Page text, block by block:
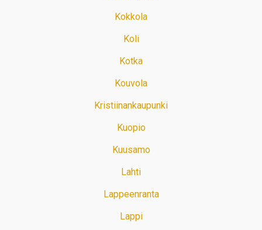
Kokkola
Koli
Kotka
Kouvola
Kristiinankaupunki
Kuopio
Kuusamo
Lahti
Lappeenranta
Lappi